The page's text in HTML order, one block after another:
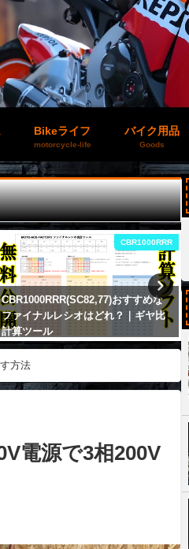
Bikeライフ
motorcycle-life
バイク用品
Goods
CBR1000RRR
CBR1000RRR(SC82,77)おすすめな
ファイナルレシオはどれ？｜ギヤ比
計算ツール
方法
電源で3相200V